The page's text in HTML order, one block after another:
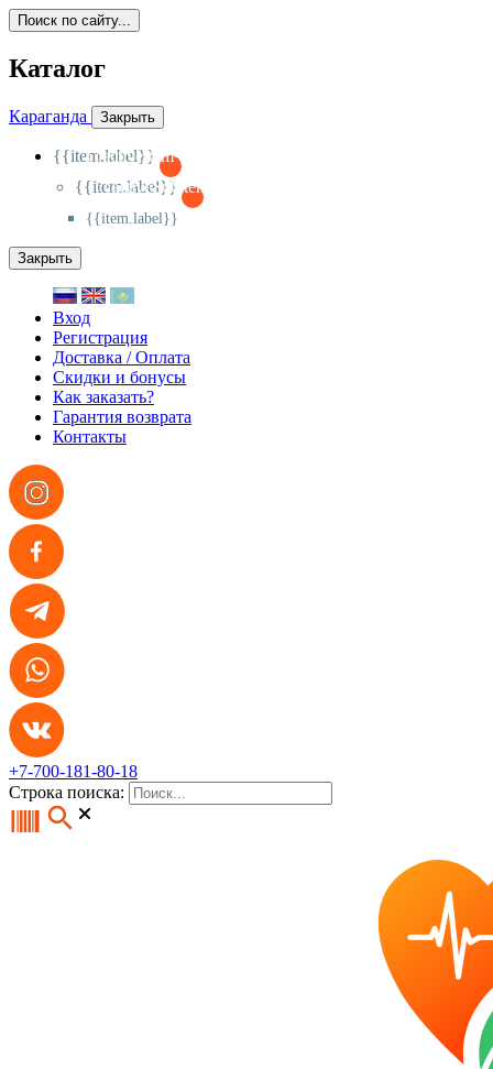
Поиск по сайту...
Каталог
Караганда Закрыть
{{item.label}}
{{activeItem==item.id?'-
{{item.label}}
{{activeSubitem==item.id?'-
{{item.label}}
Закрыть
Вход
Регистрация
Доставка / Оплата
Скидки и бонусы
Как заказать?
Гарантия возврата
Контакты
+7-700-181-80-18
Строка поиска: